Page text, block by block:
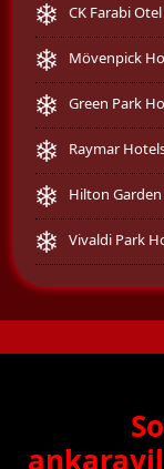
CK Farabi Otel
Mövenpick
Green Park
Raymar
Hilton Garden
Vivaldi Park